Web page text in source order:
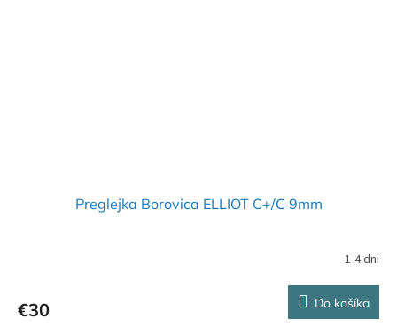
Preglejka Borovica ELLIOT C+/C 9mm
1-4 dni
€30 Do košíka